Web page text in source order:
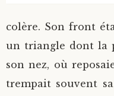
colère. Son front
un triangle dont la
son nez, où
trempait souvent